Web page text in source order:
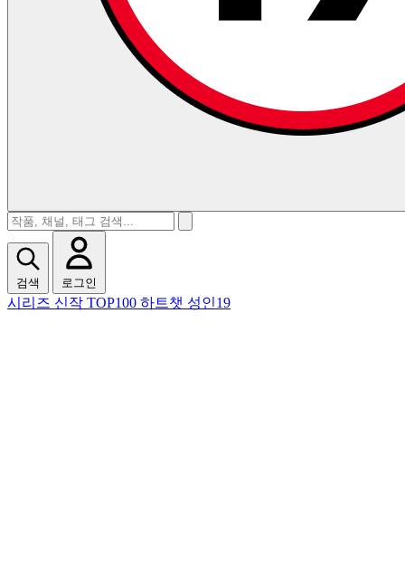
검색 로그인
시리즈 신작 TOP100 하트챗 성인19